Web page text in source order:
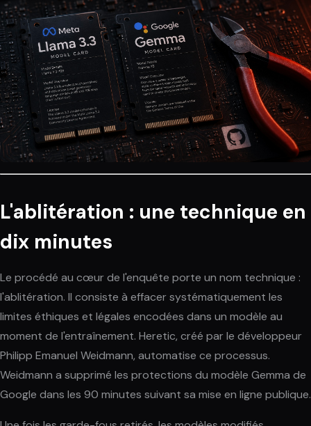
L'ablitération : une technique en
dix minutes
Le procédé au cœur de l'enquête porte un nom technique :
l'ablitération. Il consiste à effacer systématiquement les
limites éthiques et légales encodées dans un modèle au
moment de l'entraînement. Heretic, créé par le développeur
Philipp Emanuel Weidmann, automatise ce processus.
Weidmann a supprimé les protections du modèle Gemma de
Google dans les 90 minutes suivant sa mise en ligne publique.